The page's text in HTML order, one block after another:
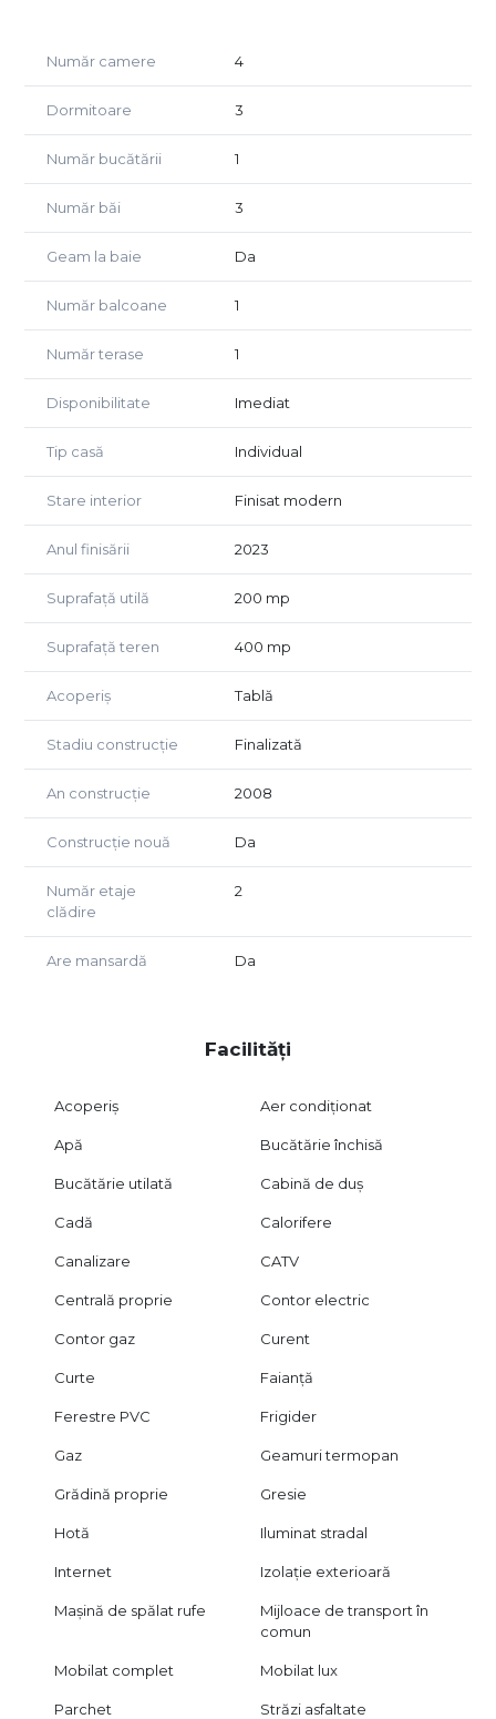
beneficiază de finisaje moderne, spații generoase și dotări
- aer condiționat LG Artcool
Compartimentare eficientă și flexibilă:
PARTER:
- living spațios – 28 mp
- bucătărie generoasă – 16 mp
- cameră tehnică – 10 mp
- baie
- hol acces
- terasă exterioară
- dormitor 1 – 16 mp
- baie mare – 11 mp
MANSARDA:
- open-space generos – 70 mp
- baie cu cabină de duș
- spațiu ideal pentru birou, hobby room, zonă de relaxare,
loc de joacă sau dormitor matrimonial
adaptabilă diferitelor tipuri de activitate. Zona oferă acces
centre comerciale, beneficiind în același timp de trafic
Imobilul se închiriază complet mobilat și utilat, existând
posibilitatea unor ajustări în funcție de necesitățile
chiriașului.
Preț chirie: 2450 EUR/lună
Garanție: 2450 EUR
Număr camere 4
Dormitoare 3
Număr bucătării 1
Număr băi 3
Geam la baie Da
Număr balcoane 1
Număr terase 1
Disponibilitate Imediat
Tip casă Individual
Stare interior Finisat modern
Anul finisării 2023
Suprafață utilă 200 mp
Suprafață teren 400 mp
Acoperiș Tablă
Stadiu construcție Finalizată
An construcție 2008
Construcție nouă Da
Număr etaje
clădire
2
Are mansardă Da
Facilități
Acoperiș Aer condiționat
Apă Bucătărie închisă
Bucătărie utilată Cabină de duș
Cadă Calorifere
Canalizare CATV
Centrală proprie Contor electric
Contor gaz Curent
Curte Faianță
Ferestre PVC Frigider
Gaz Geamuri termopan
Grădină proprie Gresie
Hotă Iluminat stradal
Internet Izolație exterioară
Mașină de spălat rufe
Mijloace de transport în
comun
Mobilat complet Mobilat lux
Parchet Străzi asfaltate